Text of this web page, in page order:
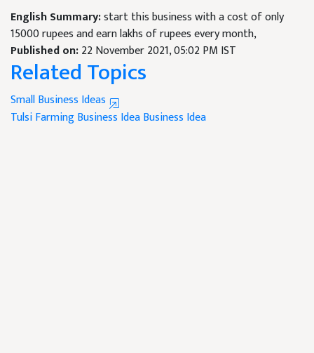
English Summary:start this business with a cost of only
15000 rupees and earn lakhs of rupees every month,
Published on:22 November 2021, 05:02 PM IST
Related Topics
Small Business Ideas
Tulsi Farming Business IdeaBusiness Idea